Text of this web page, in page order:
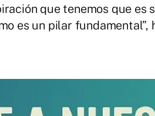
que tenemos que es
es un pilar fundamental”,